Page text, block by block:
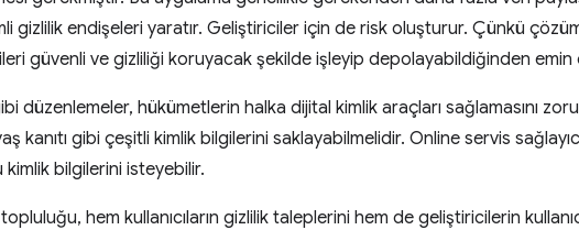
gizlilik endişeleri yaratır. Geliştiriciler için de risk oluşturur. Çünkü
güvenli ve gizliliği koruyacak şekilde işleyip depolayabildiğinden emin
düzenlemeler, hükümetlerin halka dijital kimlik araçları sağlamasını
kanıtı gibi çeşitli kimlik bilgilerini saklayabilmelidir. Online servis
bilgilerini isteyebilir.
hem kullanıcıların gizlilik taleplerini hem de geliştiricilerin